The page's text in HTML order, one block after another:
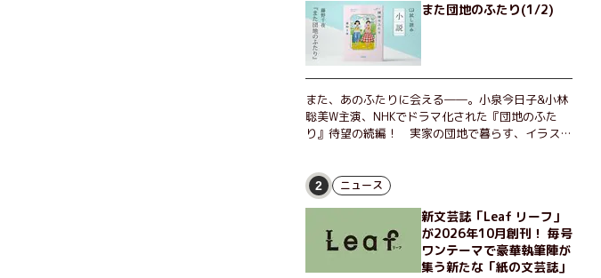
また団地のふたり(1/2)
また、あのふたりに会える――。小泉今日子&小林
聡美W主演、NHKでドラマ化された『団地のふた
り』待望の続編！ 実家の団地で暮らす、イラスト
ょっとした贅沢を楽しんだり、近所のおばちゃんの
恋バナを聞いてあげたり、部屋でふたりだけの「台
湾映画祭」を催したり。50代独身、幼なじみの変
わらぬ友情とささやかな幸せの日々を描く。
2 ニュース
新文芸誌「Leaf リーフ」
が2026年10月創刊！ 毎号
ワンテーマで豪華執筆陣が
集う新たな「紙の文芸誌」